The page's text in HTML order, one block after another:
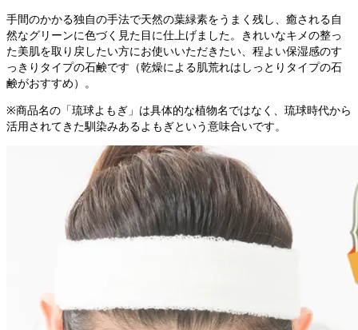
手間のかかる独自の手法で天然の葉緑素をうまく残し、癒される自
然なグリーンに色づく見た目に仕上げました。きれいなキメの整っ
た美肌を取り戻したい方にお使いいただきたい、程よい保湿感のす
っきりタイプの石鹸です（乾燥による肌荒れはしっとりタイプの石
鹸がおすすめ）。
※商品名の「琉球よもぎ」は具体的な植物名ではなく、琉球時代から
活用されてきた馴染みあるよもぎという意味合いです。